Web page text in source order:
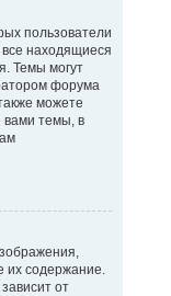
пользователи
находящиеся
Темы могут
форума
можете
вами темы, в
их содержание.
от